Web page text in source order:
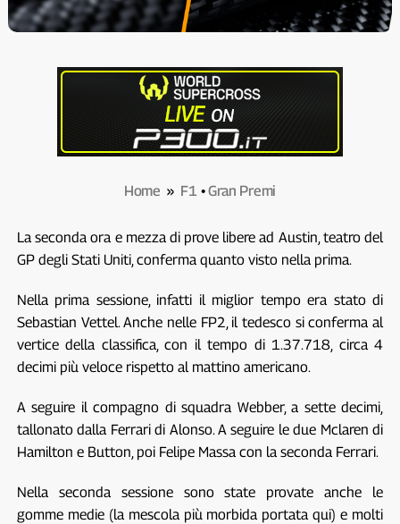
Home » F1•Gran Premi
La seconda ora e mezza di prove libere ad Austin, teatro del
GP degli Stati Uniti, conferma quanto visto nella prima.
Nella prima sessione, infatti il miglior tempo era stato di
Sebastian Vettel. Anche nelle FP2, il tedesco si conferma al
vertice della classifica, con il tempo di 1.37.718, circa 4
decimi più veloce rispetto al mattino americano.
A seguire il compagno di squadra Webber, a sette decimi,
tallonato dalla Ferrari di Alonso. A seguire le due Mclaren di
Hamilton e Button, poi Felipe Massa con la seconda Ferrari.
Nella seconda sessione sono state provate anche le
gomme medie (la mescola più morbida portata qui) e molti